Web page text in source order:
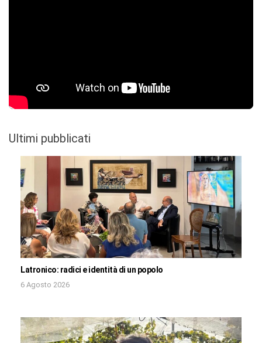
Ultimi pubblicati
Latronico: radici e identità di un popolo
6 Agosto 2026